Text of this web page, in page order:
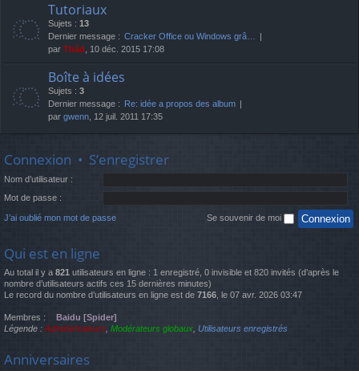
Tutoriaux
Sujets : 13
Dernier message : Cracker Office ou Windows grâ…
par Thãd , 10 déc. 2015 17:08
Boîte à idées
Sujets : 3
Dernier message : Re: idée a propos des album
par gwenn , 12 juil. 2011 17:35
Connexion • S’enregistrer
Nom d’utilisateur :
Mot de passe :
J’ai oublié mon mot de passe Se souvenir de moi
Qui est en ligne
Au total il y a 821 utilisateurs en ligne : 1 enregistré, 0 invisible et 820 invités (d’après le
nombre d’utilisateurs actifs ces 15 dernières minutes)
Le record du nombre d’utilisateurs en ligne est de 7166 , le 07 avr. 2026 03:47
Membres :
Baidu [Spider]
Légende : Administrateurs Modérateurs globaux Utilisateurs enregistrés
Anniversaires